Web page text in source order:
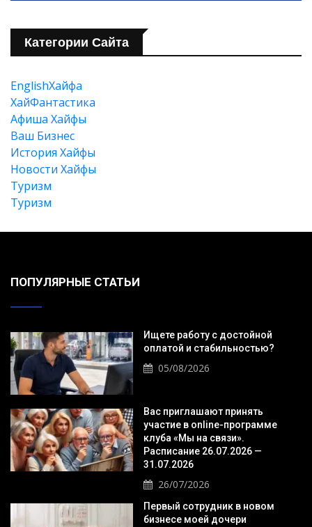
Категории Сайта
EnglishХайфа
XайФантастика
Афиша Хайфы
Ваш Бизнес
История Хайфы
Новости Хайфы
Туризм
Туризм
ПОПУЛЯРНЫЕ СТАТЬИ
Ищете работу с достойной
оплатой и стабильностью?
05/08/2026
Вас приглашают принять
участие в online-программе
клуба «Мы на связи».
Расписание 26.07.2026 —
31.07.2026
26/07/2026
Первый сотрудник в новом
бизнесе моей дочери